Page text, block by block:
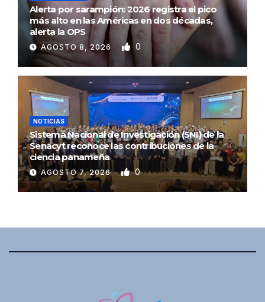
Alerta por sarampión: 2026 registra el pico
más alto en las Américas en dos décadas,
alerta la OPS
AGOSTO 8, 2026 0
NOTICIAS
Sistema Nacional de Investigación (SNI) de la
Senacyt reconoce las contribuciones de la
ciencia panameña
AGOSTO 7, 2026 0